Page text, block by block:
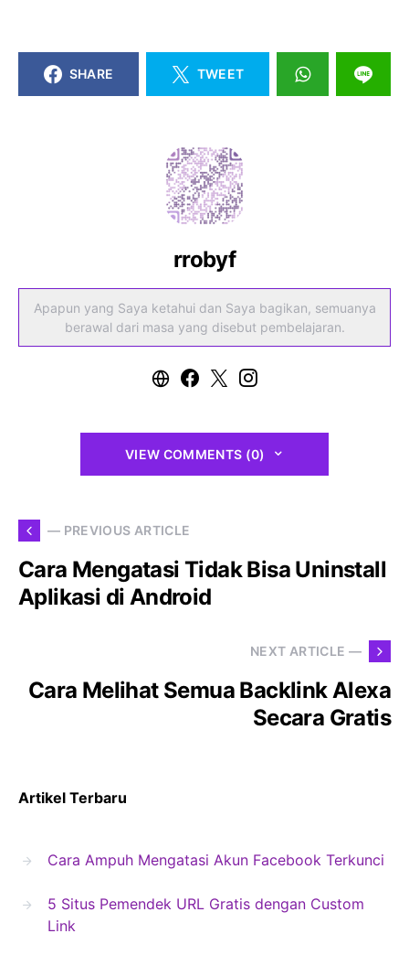
SHARE TWEET
rrobyf
Apapun yang Saya ketahui dan Saya bagikan, semuanya
berawal dari masa yang disebut pembelajaran.
VIEW COMMENTS (0)
— PREVIOUS ARTICLE
Cara Mengatasi Tidak Bisa Uninstall
Aplikasi di Android
NEXT ARTICLE —
Cara Melihat Semua Backlink Alexa
Secara Gratis
Artikel Terbaru
Cara Ampuh Mengatasi Akun Facebook Terkunci
5 Situs Pemendek URL Gratis dengan Custom
Link